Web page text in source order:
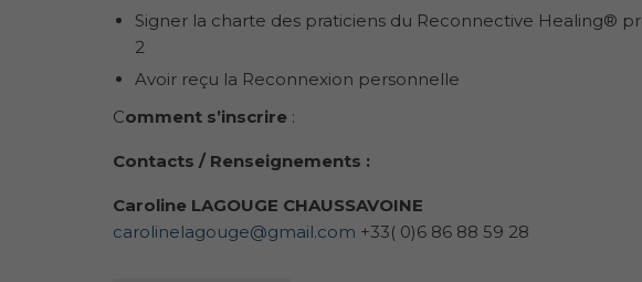
Signer la charte des praticiens du Reconnective Healing®
2
Avoir reçu la Reconnexion personnelle
Comment s’inscrire :
Contacts / Renseignements :
Caroline LAGOUGE CHAUSSAVOINE
carolinelagouge@gmail.com +33( 0)6 86 88 59 28